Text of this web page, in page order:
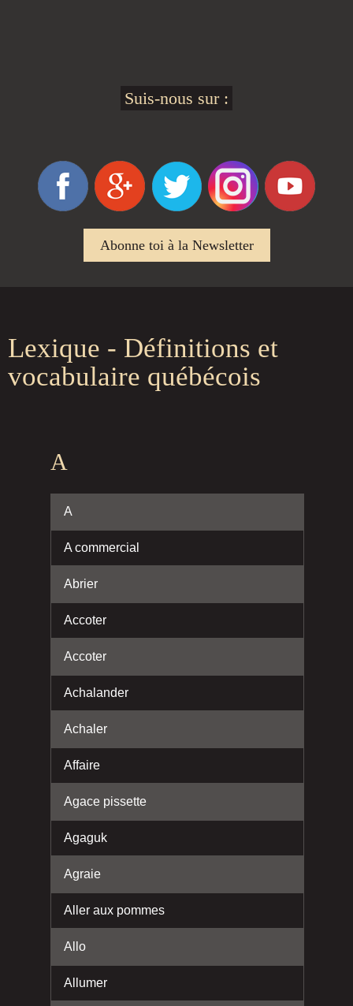
Suis-nous sur :
Abonne toi à la Newsletter
Lexique - Définitions et
vocabulaire québécois
A
A
A commercial
Abrier
Accoter
Accoter
Achalander
Achaler
Affaire
Agace pissette
Agaguk
Agraie
Aller aux pommes
Allo
Allumer